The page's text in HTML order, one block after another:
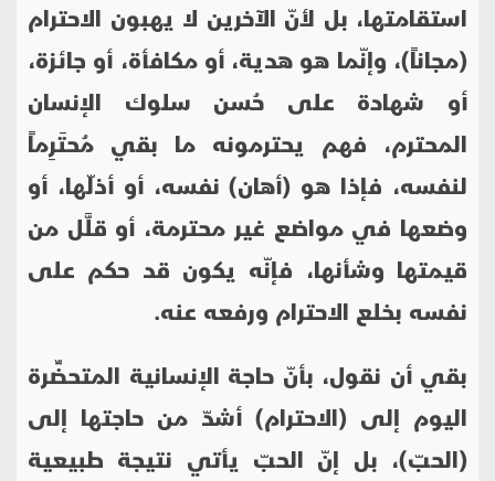
استقامتها، بل لأنّ الآخرين لا يهبون الاحترام
(مجاناً)، وإنّما هو هدية، أو مكافأة، أو جائزة،
أو شهادة على حُسن سلوك الإنسان
المحترم، فهم يحترمونه ما بقي مُحتَرِماً
لنفسه، فإذا هو (أهان) نفسه، أو أذلّها، أو
وضعها في مواضع غير محترمة، أو قلَّل من
قيمتها وشأنها، فإنّه يكون قد حكم على
نفسه بخلع الاحترام ورفعه عنه.
بقي أن نقول، بأنّ حاجة الإنسانية المتحضِّرة
اليوم إلى (الاحترام) أشدّ من حاجتها إلى
(الحبّ)، بل إنّ الحبّ يأتي نتيجة طبيعية